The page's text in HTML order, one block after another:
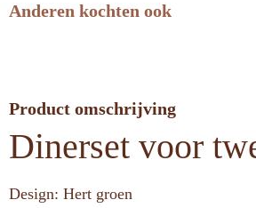
Anderen kochten ook
Product omschrijving
Dinerset voor
Design: Hert groen